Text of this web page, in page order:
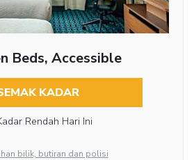
Beds, Accessible
KADAR
Rendah Hari Ini
bilik, butiran dan polisi